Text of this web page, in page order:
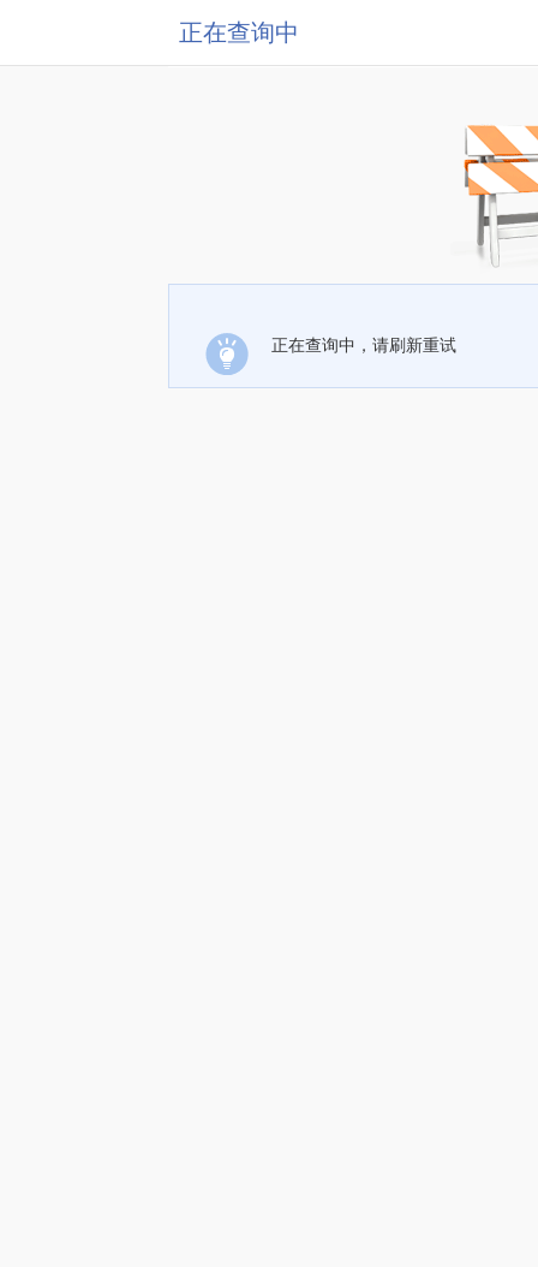
正在查询中
正在查询中，请刷新重试